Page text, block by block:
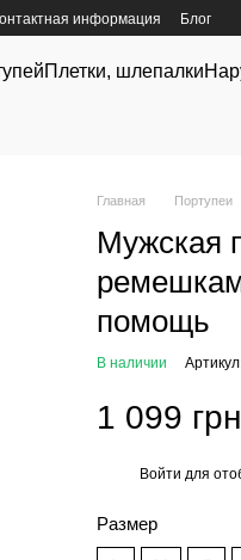
информация Блог
Плетки, шлепалки
Главная Портупеи
Мужская
помощь
В наличии
1 099 грн
Войти для
Размер